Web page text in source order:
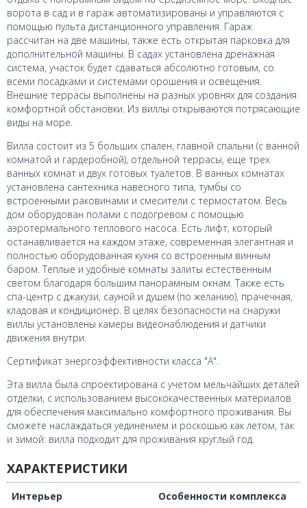
ворота в сад и в гараж автоматизированы и управляются с
помощью пульта дистанционного управления. Гараж
рассчитан на две машины, также есть открытая парковка для
дополнительной машины. В садах установлена дренажная
система, участок будет сдаваться абсолютно готовым, со
всеми посадками и системами орошения и освещения.
Внешние террасы выполнены на разных уровнях для создания
комфортной обстановки. Из виллы открываются потрясающие
виды на море.
Вилла состоит из 5 больших спален, главной спальни (с ванной
комнатой и гардеробной), отдельной террасы, еще трех
ванных комнат и двух готовых туалетов. В ванных комнатах
установлена сантехника навесного типа, тумбы со
встроенными раковинами и смесители с термостатом. Весь
дом оборудован полами с подогревом с помощью
аэротермального теплового насоса. Есть лифт, который
останавливается на каждом этаже, современная элегантная и
полностью оборудованная кухня со встроенным винным
баром. Теплые и удобные комнаты залиты естественным
светом благодаря большим панорамным окнам. Также есть
спа-центр с джакузи, сауной и душем (по желанию), прачечная,
кладовая и кондиционер. В целях безопасности на снаружи
виллы установлены камеры видеонаблюдения и датчики
движения внутри.
Сертификат энергоэффективности класса "А".
Эта вилла была спроектирована с учетом мельчайших деталей
отделки, с использованием высококачественных материалов
для обеспечения максимально комфортного проживания. Вы
сможете наслаждаться уединением и роскошью как летом, так
и зимой: вилла подходит для проживания круглый год.
ХАРАКТЕРИСТИКИ
Интерьер
Особенности комплекса